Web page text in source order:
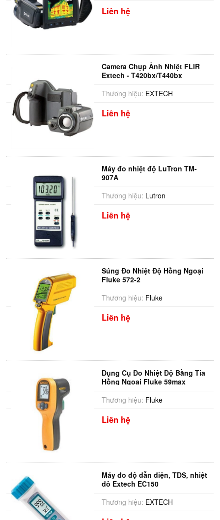
Liên hệ
Camera Chụp Ảnh Nhiệt FLIR
Extech - T420bx/T440bx
Thương hiệu: EXTECH
Liên hệ
Máy đo nhiệt độ LuTron TM-
907A
Thương hiệu: Lutron
Liên hệ
Súng Đo Nhiệt Độ Hồng Ngoại
Fluke 572-2
Thương hiệu: Fluke
Liên hệ
Dụng Cụ Đo Nhiệt Độ Bằng Tia
Hồng Ngoại Fluke 59max
Thương hiệu: Fluke
Liên hệ
Máy đo độ dẫn điện, TDS, nhiệt
độ Extech EC150
Thương hiệu: EXTECH